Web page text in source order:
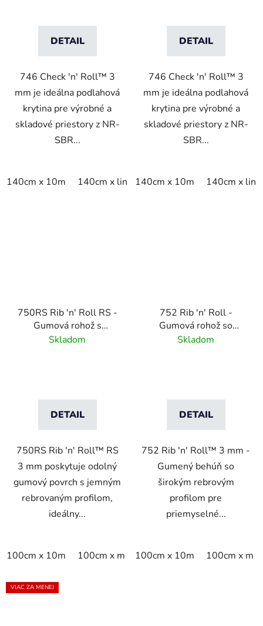
DETAIL
746 Check 'n' Roll™ 3
mm je ideálna podlahová
krytina pre výrobné a
skladové priestory z NR-
SBR...
140cm x 10m 140cm x linm
DETAIL
746 Check 'n' Roll™ 3
mm je ideálna podlahová
krytina pre výrobné a
skladové priestory z NR-
SBR...
140cm x 10m 140cm x
750RS Rib 'n' Roll RS -
Gumová rohož s
jemným rebrovaným
Skladom
DETAIL
750RS Rib 'n' Roll™ RS
3 mm poskytuje odolný
gumový povrch s jemným
rebrovaným profilom,
ideálny...
100cm x 10m 100cm x m
752 Rib 'n' Roll -
Gumová rohož so
širokým rebrovým
Skladom
DETAIL
752 Rib 'n' Roll™ 3 mm -
Gumený behúň so
širokým rebrovým
profilom pre
priemyselné...
100cm x 10m 100cm x m
VIAC ZA MENEJ